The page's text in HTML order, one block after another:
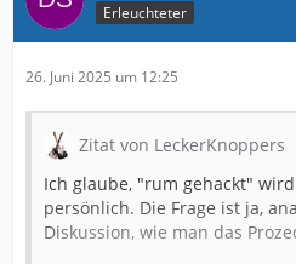
Erleuchteter
26. Juni 2025 um 12:25
Zitat von LeckerKnoppers
Ich glaube, "rum gehackt"
persönlich. Die Frage ist ja,
Diskussion, wie man das